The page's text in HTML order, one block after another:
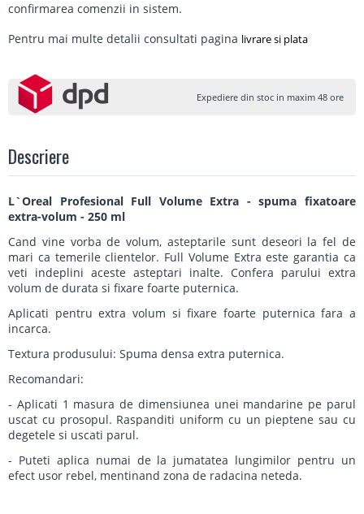
confirmarea comenzii in sistem.
Pentru mai multe detalii consultati pagina livrare si plata
Expediere din stoc in maxim 48 ore
Descriere
L`Oreal Profesional Full Volume Extra - spuma fixatoare
extra-volum - 250 ml
Cand vine vorba de volum, asteptarile sunt deseori la fel de
mari ca temerile clientelor. Full Volume Extra este garantia ca
veti indeplini aceste asteptari inalte. Confera parului extra
volum de durata si fixare foarte puternica.
Aplicati pentru extra volum si fixare foarte puternica fara a
incarca.
Textura produsului: Spuma densa extra puternica.
Recomandari:
- Aplicati 1 masura de dimensiunea unei mandarine pe parul
uscat cu prosopul. Raspanditi uniform cu un pieptene sau cu
degetele si uscati parul.
- Puteti aplica numai de la jumatatea lungimilor pentru un
efect usor rebel, mentinand zona de radacina neteda.